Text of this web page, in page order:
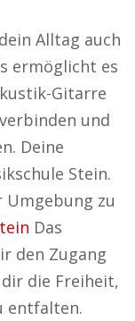
Alltag auch
ermöglicht es
Gitarre
und
Deine
Stein.
Umgebung zu
Das
den Zugang
dir die Freiheit,
entfalten.